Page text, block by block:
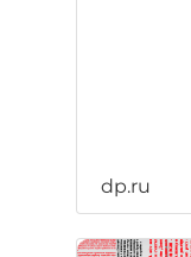
dp.ru